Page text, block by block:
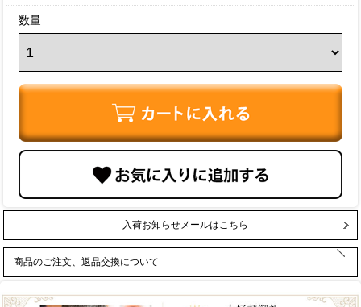
数量
入荷お知らせメールはこちら
商品のご注文、返品交換について